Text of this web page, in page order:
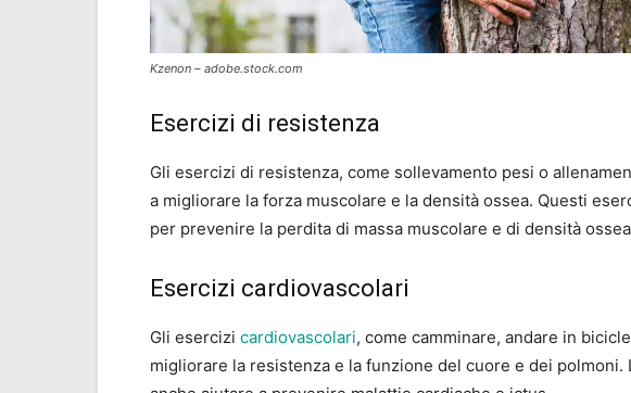
Kzenon – adobe.stock.com
Esercizi di resistenza
Gli esercizi di resistenza, come sollevamento pesi o
a migliorare la forza muscolare e la densità ossea. Questi
per prevenire la perdita di massa muscolare e di densità
Esercizi cardiovascolari
Gli esercizi cardiovascolari, come camminare, andare in
migliorare la resistenza e la funzione del cuore e dei polmoni.